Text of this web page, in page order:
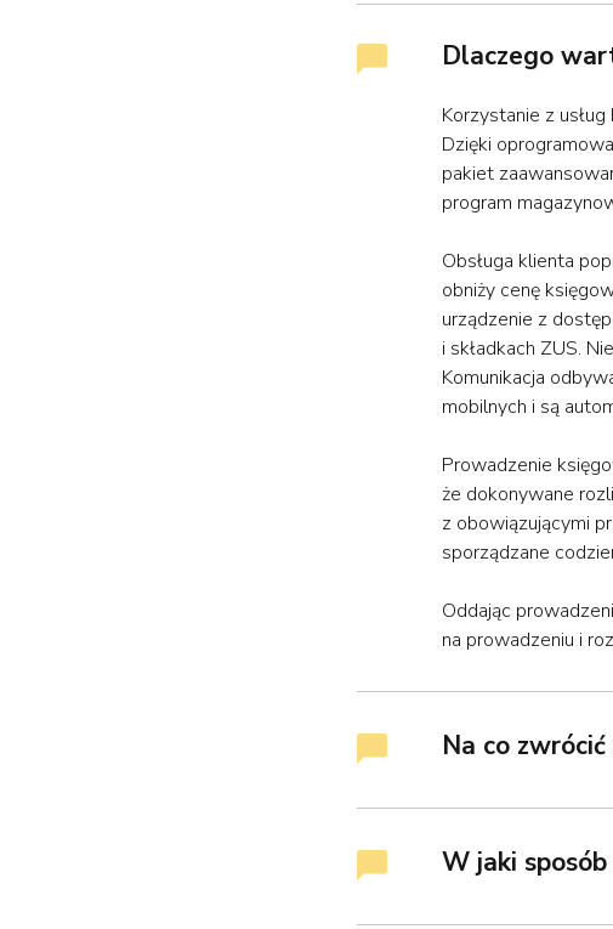
Dlaczego
Korzystanie z
Dzięki
pakiet
program
Obsługa klienta
obniży cenę
urządzenie z
i składkach ZUS.
Komunikacja
mobilnych i są
Prowadzenie
że dokonywane
z obowiązującymi
sporządzane
Oddając
na prowadzeniu i
Na co
W jaki sposób